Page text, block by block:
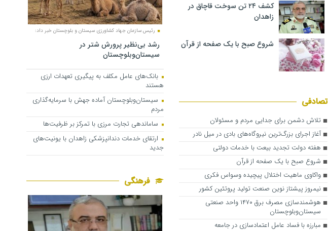
کشف ۲۴ تن سوخت قاچاق در
زاهدان
شروع صبح با یک صفحه از قرآن
تصادفی
تلاش دشمن برای جدایی مردم و مسئولان
آغاز اجرای بزرگ‌ترین نیروگاه‌های بادی در میل نادر
هفته دولت تجدید بیعت با خدمات دولتی
شروع صبح با یک صفحه از قرآن
واکاوی ماهیت اختلال پیچیده وسواس فکری
نیمروز پیشتاز نوین صنعت تولید پروتئین کشور
هوشمندسازی مصرف برق ۱۴۷۰ واحد صنعتی
سیستان‌وبلوچستان
مبارزه با فساد عامل اعتمادسازی در جامعه
رئیس سازمان جهاد کشاورزی سیستان و بلوچستان خبر داد:
رشد بی‌نظیر پرورش شتر در
سیستان‌وبلوچستان
بانک‌های عامل مکلف به پیگیری تعهدات ارزی
هستند
سیستان‌وبلوچستان آماده جهش با سرمایه‌گذاری
مردم
ساماندهی تجارت مرزی با تمرکز بر ظرفیت‌ها
ارتقای خدمات دندانپزشکی زاهدان با یونیت‌های
جدید
فرهنگی